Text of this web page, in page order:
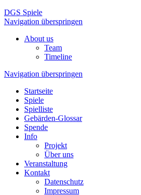
DGS Spiele
Navigation überspringen
About us
Team
Timeline
Navigation überspringen
Startseite
Spiele
Spielliste
Gebärden-Glossar
Spende
Info
Projekt
Über uns
Veranstaltung
Kontakt
Datenschutz
Impressum